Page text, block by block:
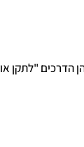
הדרכים "לתקן או